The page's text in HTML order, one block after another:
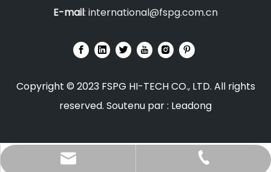
E-mail: international@fspg.com.cn
Copyright © 2023 FSPG HI-TECH CO., LTD. All rights
reserved. Soutenu par : Leadong